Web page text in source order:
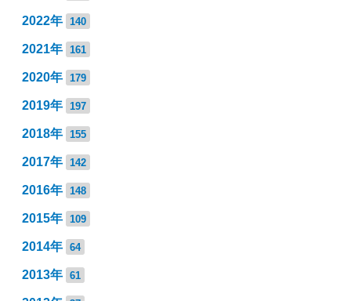
2022年 140
2021年 161
2020年 179
2019年 197
2018年 155
2017年 142
2016年 148
2015年 109
2014年 64
2013年 61